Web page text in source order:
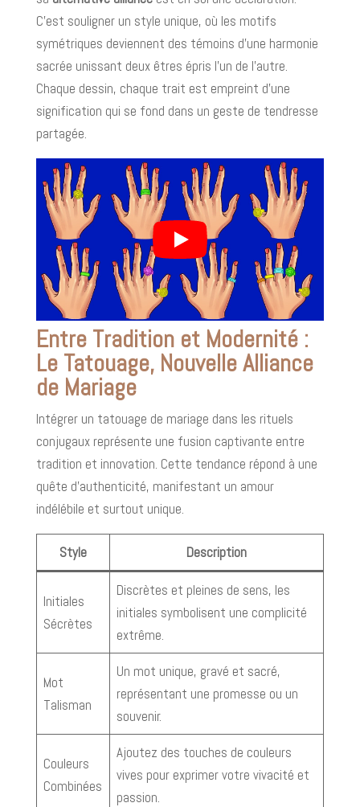
C’est souligner un style unique, où les motifs
symétriques deviennent des témoins d’une harmonie
sacrée unissant deux êtres épris l'un de l'autre.
Chaque dessin, chaque trait est empreint d'une
signification qui se fond dans un geste de tendresse
partagée.
Entre Tradition et Modernité :
Le Tatouage, Nouvelle Alliance
de Mariage
Intégrer un tatouage de mariage dans les rituels
conjugaux représente une fusion captivante entre
tradition et innovation. Cette tendance répond à une
quête d'authenticité, manifestant un amour
indélébile et surtout unique.
Style Description
Initiales
Sécrètes
Discrètes et pleines de sens, les
initiales symbolisent une complicité
extrême.
Mot
Talisman
Un mot unique, gravé et sacré,
représentant une promesse ou un
souvenir.
Couleurs
Combinées
Ajoutez des touches de couleurs
vives pour exprimer votre vivacité et
passion.